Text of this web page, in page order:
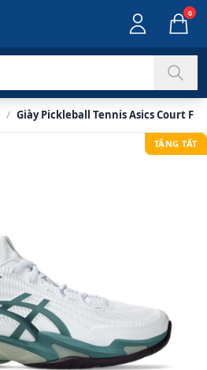
0
/ Giày Pickleball Tennis Asics Court FF
TẶNG TẤT